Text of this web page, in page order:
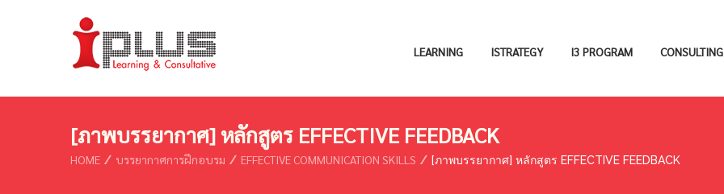
LEARNING ISTRATEGY I3 PROGRAM CONSULTING
[ภาพบรรยากาศ] หลักสูตร EFFECTIVE FEEDBACK
HOME บรรยากาศการฝึกอบรม EFFECTIVE COMMUNICATION SKILLS [ภาพบรรยากาศ] หลักสูตร EFFECTIVE FEEDBACK